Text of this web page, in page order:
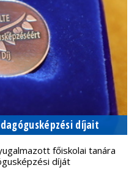
díjait
főiskolai tanára
díját